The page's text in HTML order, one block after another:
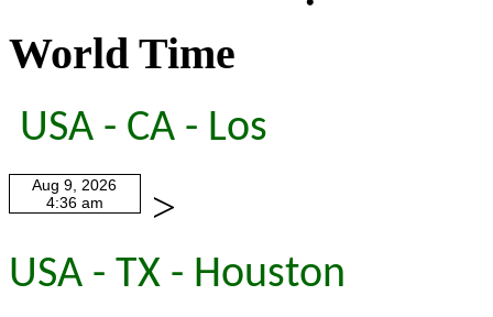
World Time
USA - CA - Los
>
USA - TX - Houston